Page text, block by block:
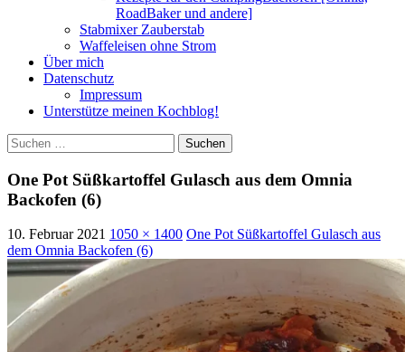
RoadBaker und andere]
Stabmixer Zauberstab
Waffeleisen ohne Strom
Über mich
Datenschutz
Impressum
Unterstütze meinen Kochblog!
Suchen
nach:
One Pot Süßkartoffel Gulasch aus dem Omnia
Backofen (6)
10. Februar 2021 1050 × 1400 One Pot Süßkartoffel Gulasch aus
dem Omnia Backofen (6)